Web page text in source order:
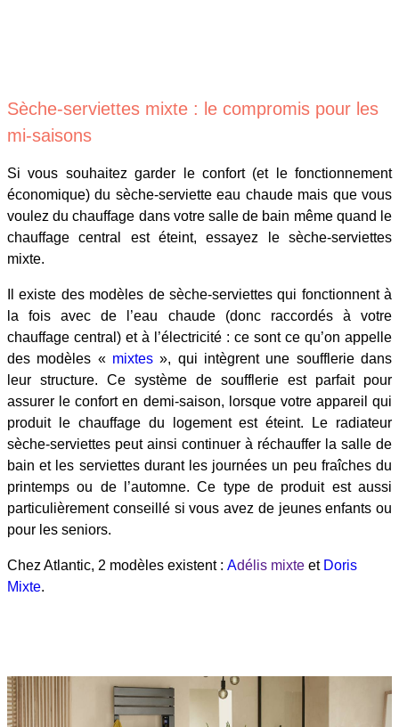
Sèche-serviettes mixte : le compromis pour les
mi-saisons
Si vous souhaitez garder le confort (et le fonctionnement
économique) du sèche-serviette eau chaude mais que vous
voulez du chauffage dans votre salle de bain même quand le
chauffage central est éteint, essayez le sèche-serviettes
mixte.
Il existe des modèles de sèche-serviettes qui fonctionnent à
la fois avec de l’eau chaude (donc raccordés à votre
chauffage central) et à l’électricité : ce sont ce qu’on appelle
des modèles « mixtes », qui intègrent une soufflerie dans
leur structure. Ce système de soufflerie est parfait pour
assurer le confort en demi-saison, lorsque votre appareil qui
produit le chauffage du logement est éteint. Le radiateur
sèche-serviettes peut ainsi continuer à réchauffer la salle de
bain et les serviettes durant les journées un peu fraîches du
printemps ou de l’automne. Ce type de produit est aussi
particulièrement conseillé si vous avez de jeunes enfants ou
pour les seniors.
Chez Atlantic, 2 modèles existent : Adélis mixte et Doris
Mixte.